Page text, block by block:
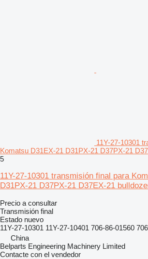
11Y-27-10301
Komatsu D31EX-21 D31PX-21 D37PX-21
5
11Y-27-10301 transmisión final para
D31PX-21 D37PX-21 D37EX-21
Precio a consultar
Transmisión final
Estado nuevo
11Y-27-10301 11Y-27-10401 706-86-01560
China
Belparts Engineering Machinery Limited
Contacte con el vendedor